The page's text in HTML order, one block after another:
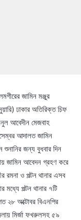
জামিন মঞ্জুর
ঢাকার অতিরিক্ত চিফ
আবেদীন মেজবাহ
আদালত জামিন
শুনানির জন্য বুধবার দিন
জামিন আবেদন গ্রহণ করে
রমনা ও পল্টন থানার এসব
মধ্যে পল্টন থানার ৭টি
২৮ অক্টোবর বিএনপির
মির্জা ফখরুলসহ ৫৯